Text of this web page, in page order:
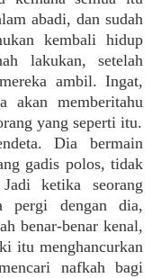
abadi, dan sudah
kembali hidup
lakukan, setelah
ambil. Ingat,
akan memberitahu
yang seperti itu.
Dia bermain
gadis polos, tidak
ketika seorang
pergi dengan dia,
benar-benar kenal,
itu menghancurkan
nafkah bagi